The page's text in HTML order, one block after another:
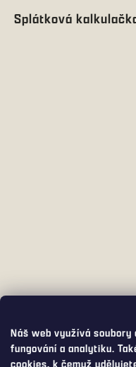
Náš web využívá
fungování a analytiku.
cookies, k čemuž
Splátková